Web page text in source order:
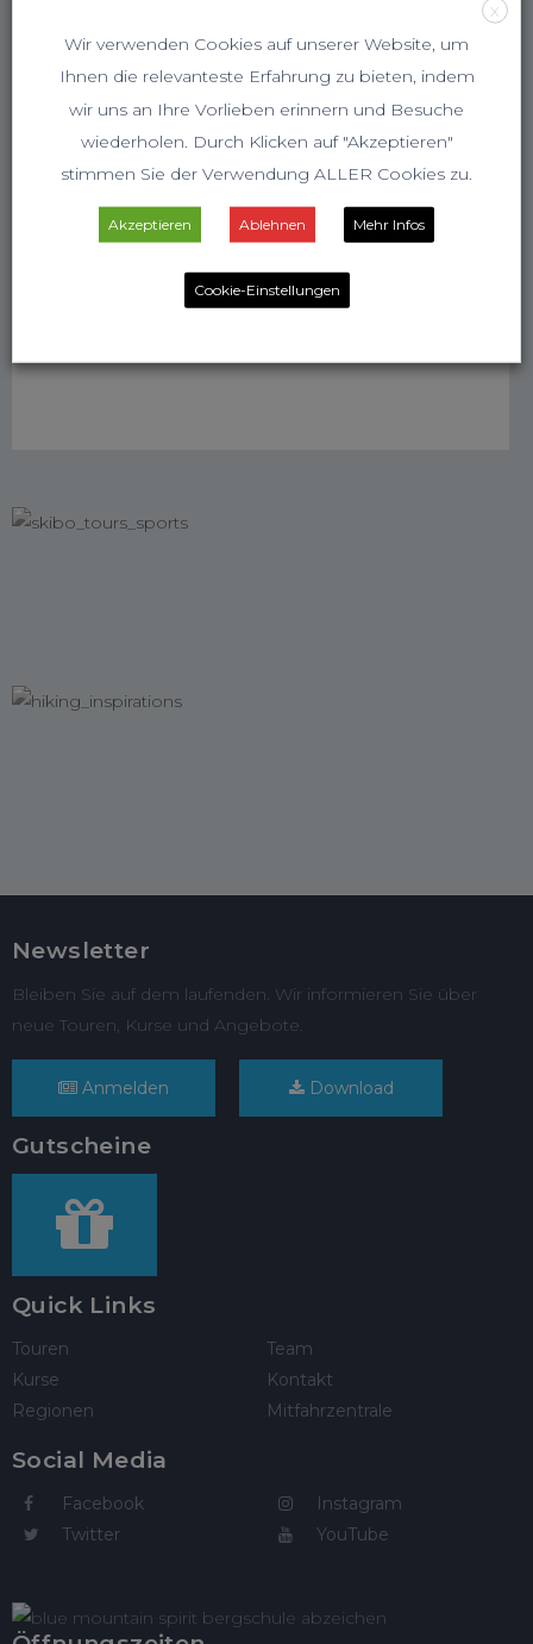
Newsletter
Bleiben Sie auf dem laufenden. Wir informieren Sie über
neue Touren, Kurse und Angebote.
Anmelden Download
Gutscheine
Quick Links
Touren
Kurse
Regionen
Team
Kontakt
Mitfahrzentrale
Social Media
Facebook
Twitter
Instagram
YouTube
X
Wir verwenden Cookies auf unserer Website, um
Ihnen die relevanteste Erfahrung zu bieten, indem
wir uns an Ihre Vorlieben erinnern und Besuche
wiederholen. Durch Klicken auf "Akzeptieren"
stimmen Sie der Verwendung ALLER Cookies zu.
Akzeptieren Ablehnen Mehr Infos
Cookie-Einstellungen